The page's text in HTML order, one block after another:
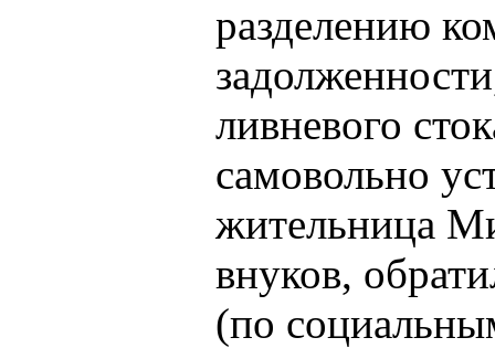
разделению
ливневого
самовольно
жительница
внуков,
(по